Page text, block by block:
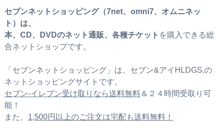
セブンネットショッピング（7net、omni7、オムニネッ
ト）は、
本、CD、DVDのネット通販、各種チケット を購入できる総
合ネットショップです。
「セブンネットショッピング」は、セブン&アイHLDGS.の
ネットショッピングサイトです。
セブン‐イレブン受け取りなら送料無料＆２４時間受取り可
能！
また、 1,500円以上のご注文は宅配も送料無料！